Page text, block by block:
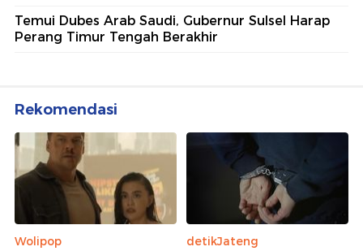
Temui Dubes Arab Saudi, Gubernur Sulsel Harap
Perang Timur Tengah Berakhir
Rekomendasi
Wolipop
detikJateng